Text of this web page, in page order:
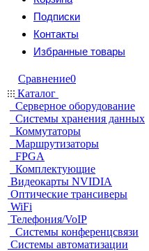
Подписки
Контакты
Избранные товары
Сравнение0
Каталог
Серверное оборудование
Системы хранения данных
Коммутаторы
Маршрутизаторы
FPGA
Комплектующие
Видеокарты NVIDIA
Оптические трансиверы
WiFi
Телефония/VoIP
Системы конференцсвязи
Системы автоматизации